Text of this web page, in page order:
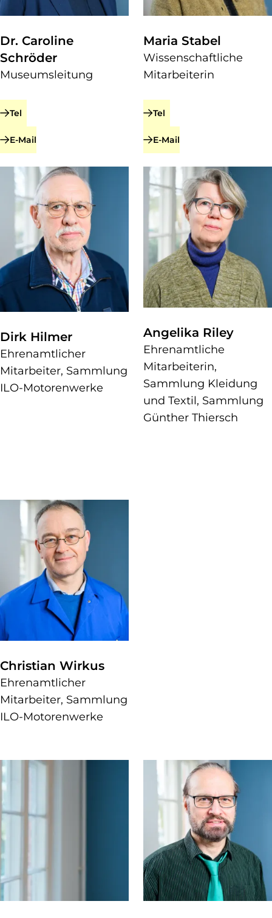
Dr. Caroline
Schröder
Museumsleitung
Tel
zu Dr. Caroline Schröder
E-Mail
zu Dr. Caroline Schröder
Maria Stabel
Wissenschaftliche
Mitarbeiterin
Tel
zu Maria Stabel
E-Mail
zu Maria Stabel
Dirk Hilmer
Ehrenamtlicher
Mitarbeiter, Sammlung
ILO-Motorenwerke
Angelika Riley
Ehrenamtliche
Mitarbeiterin,
Sammlung Kleidung
und Textil, Sammlung
Günther Thiersch
Christian Wirkus
Ehrenamtlicher
Mitarbeiter, Sammlung
ILO-Motorenwerke